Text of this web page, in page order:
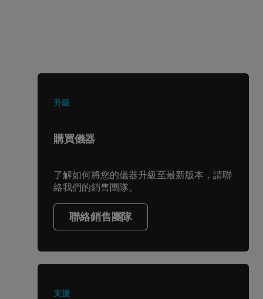
升級
購買儀器
了解如何將您的儀器升級至最新版本，請聯
絡我們的銷售團隊。
聯絡銷售團隊
支援